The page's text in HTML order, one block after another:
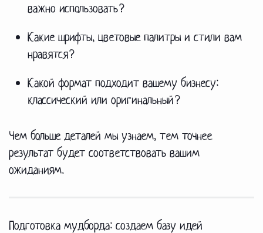
важно использовать?
Какие шрифты, цветовые палитры и стили вам
нравятся?
Какой формат подходит вашему бизнесу:
классический или оригинальный?
Чем больше деталей мы узнаем, тем точнее
результат будет соответствовать вашим
ожиданиям.
Подготовка мудборда: создаем базу идей